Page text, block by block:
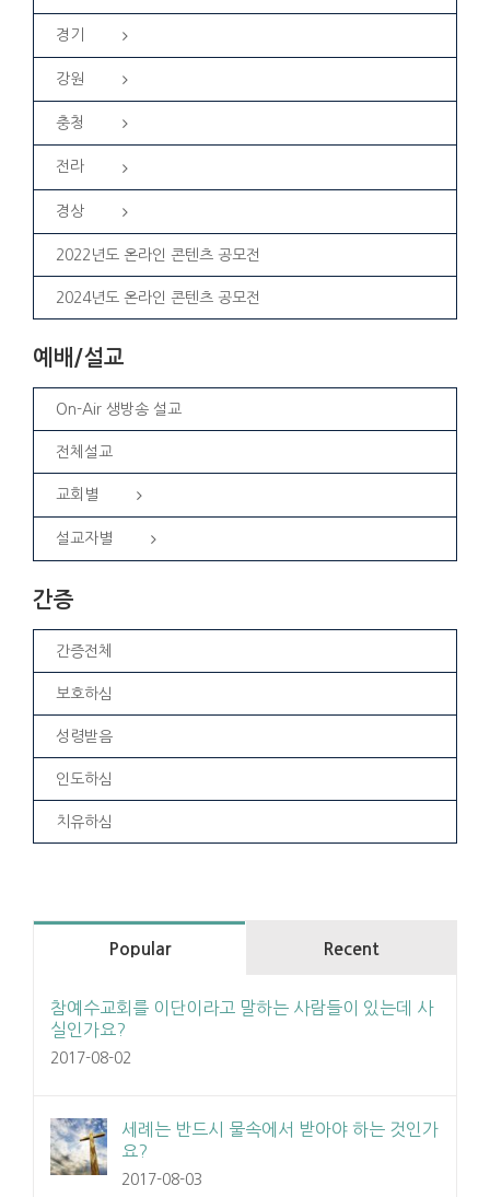
경기
강원
충청
전라
경상
2022년도 온라인 콘텐츠 공모전
2024년도 온라인 콘텐츠 공모전
예배/설교
On-Air 생방송 설교
전체설교
교회별
설교자별
간증
간증전체
보호하심
성령받음
인도하심
치유하심
Popular Recent
참예수교회를 이단이라고 말하는 사람들이 있는데 사
실인가요?
2017-08-02
세례는 반드시 물속에서 받아야 하는 것인가
요?
2017-08-03